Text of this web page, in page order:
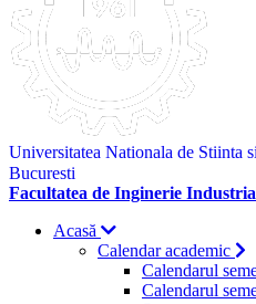
Universitatea Nationala de Stiinta
Bucuresti
Facultatea de Inginerie
Acasă
Calendar academic
Calendarul
Calendarul